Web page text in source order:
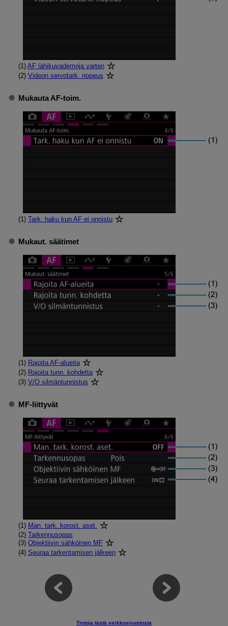
(1) AF lähikuvademoja varten
(2) Videon servotark. nopeus
Mukauta AF-toim.
(1) Tark. haku kun AF ei onnistu
Mukaut. säätimet
(1) Rajoita AF-alueita
(2) Rajoita tunn. kohdetta
(3) V/O silmäntunnistus
MF-liittyvät
(1) Man. tark. korost. aset.
(2) Tarkennusopas
(3) Objektiivin sähköinen MF
(4) Seuraa tarkentamisen jälkeen
Tietoja tästä verkkosivustosta